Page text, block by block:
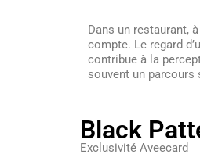
Dans un restaurant,
compte. Le regard
contribue à la
souvent un parcours
Black
Exclusivité Aveecard